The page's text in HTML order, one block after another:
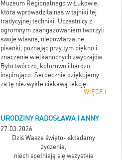
Muzeum Regionalnego w Łukowie,
która wprowadziła nas w tajniki tej
tradycyjnej techniki. Uczestnicy z
ogromnym zaangażowaniem tworzyli
swoje własne, niepowtarzalne
pisanki, poznając przy tym piękno i
znaczenie wielkanocnych zwyczajów.
Było twórczo, kolorowo i bardzo
inspirująco. Serdecznie dziękujemy
za tę niezwykle ciekawą lekcję
WIĘCEJ
URODZINY RADOSŁAWA I ANNY
27.03.2026
Dziś Wasze święto- składamy
życzenia,
niech spełniają się wszystkie